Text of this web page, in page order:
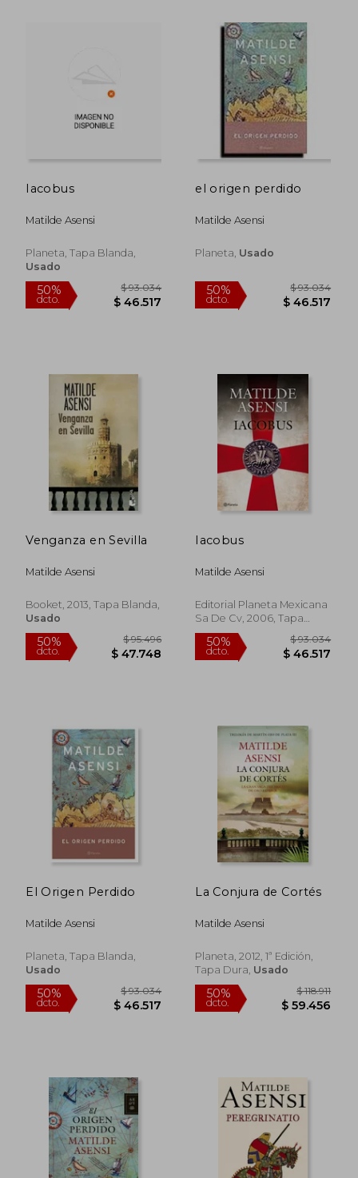
dcto.
50%
dcto.
50%
dcto.
50%
dcto.
$ 93.034
$ 46.517
50%
dcto.
Iacobus
Matilde Asensi
Planeta, Tapa Blanda,
Usado
el origen perdido
Matilde Asensi
Planeta, Usado
Venganza en Sevilla
Matilde Asensi
Booket, 2013, Tapa Blanda,
Usado
Iacobus
Matilde Asensi
Editorial Planeta Mexicana
Sa De Cv, 2006, Tapa
Blanda,Usado
El Origen Perdido
Matilde Asensi
Planeta, Tapa Blanda,
Usado
La Conjura de Cortés
Matilde Asensi
Planeta, 2012, 1ª Edición,
Tapa Dura, Usado